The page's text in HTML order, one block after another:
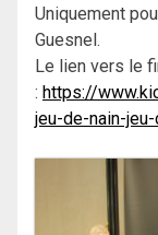
Uniquement
Guesnel.
Le lien vers le
: https://
jeu-de-nain-